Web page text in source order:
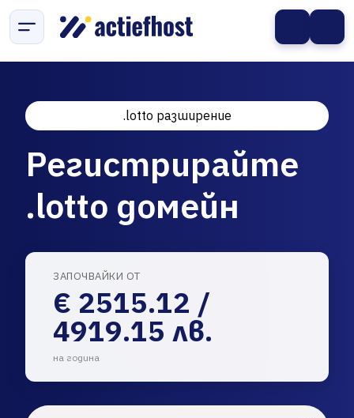
.lotto разширение
Регистрирайте
.lotto домейн
ЗАПОЧВАЙКИ ОТ
€ 2515.12 /
4919.15 лв.
на година